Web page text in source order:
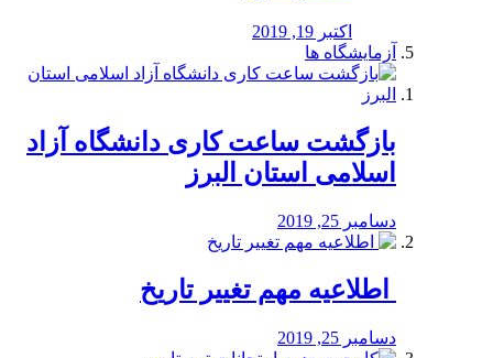
اکتبر 19, 2019
آزمایشگاه ها
بازگشت ساعت کاری دانشگاه آزاد
اسلامی استان البرز
دسامبر 25, 2019
️ اطلاعیه مهم تغییر تاریخ
دسامبر 25, 2019